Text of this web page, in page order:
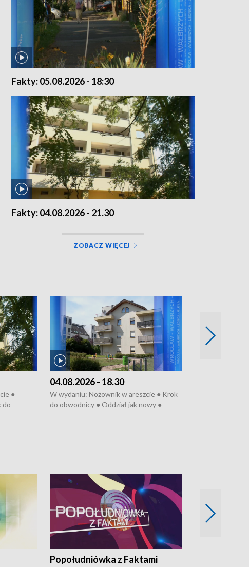
Fakty: 05.08.2026 - 18:30
Fakty: 04.08.2026 - 21.30
ZOBACZ WIĘCEJ
●
do
04.08.2026 - 18.30
W wydaniu: Nożownik w areszcie ● Krok
do obwodnicy ● Oddział jak nowy ●
Popołudniówka z Faktami